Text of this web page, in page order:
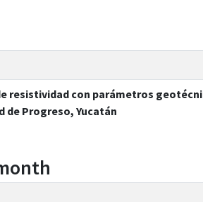
resistividad con parámetros
Progreso, Yucatán